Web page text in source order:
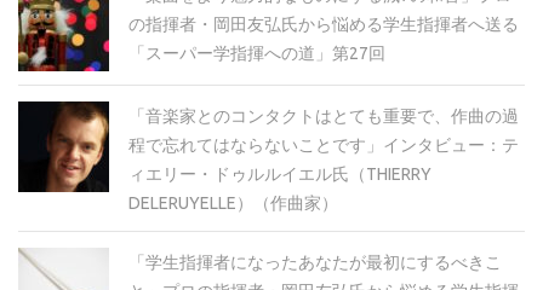
の指揮者・岡田友弘氏から悩める学生指揮者へ送る
「スーパー学指揮への道」第27回
「音楽家とのコンタクトはとても重要で、作曲の過
程で忘れてはならないことです」インタビュー：テ
ィエリー・ドゥルルイエル氏（THIERRY
DELERUYELLE）（作曲家）
「学生指揮者になったあなたが最初にするべきこ